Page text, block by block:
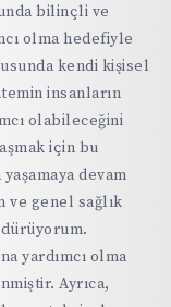
bilinçli ve
olma hedefiyle
kendi kişisel
insanların
olabileceğini
için bu
devam
ve genel sağlık
yardımcı olma
Ayrıca,